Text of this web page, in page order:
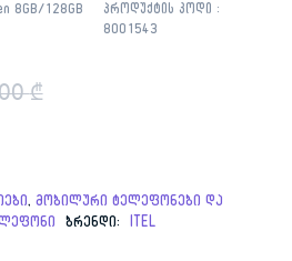
8GB/128GB
პროდუქტის კოდი :
8001543
₾
price
was:
price
is:
,მობილური ტელეფონები და
ბრენდი: ITEL